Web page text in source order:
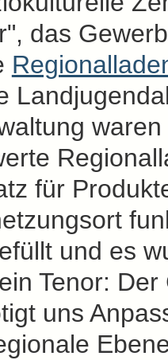
das
für
und es
Tenor:
uns